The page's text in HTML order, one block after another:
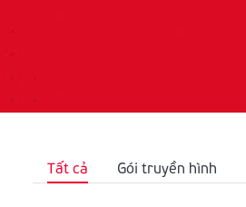
Tất cả Gói truyền hình